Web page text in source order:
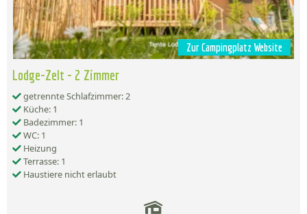
Zur Campingplatz Website
Lodge-Zelt - 2 Zimmer
getrennte Schlafzimmer: 2
Küche: 1
Badezimmer: 1
WC: 1
Heizung
Terrasse: 1
Haustiere nicht erlaubt